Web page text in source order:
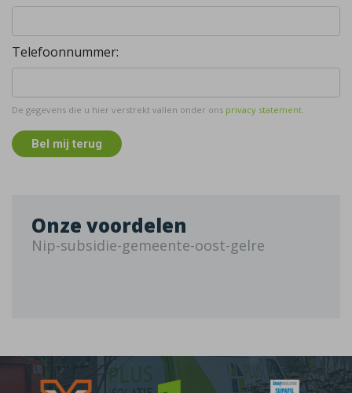
Telefoonnummer:
De gegevens die u hier verstrekt vallen onder ons privacy statement.
Bel mij terug
Onze voordelen
Nip-subsidie-gemeente-oost-gelre